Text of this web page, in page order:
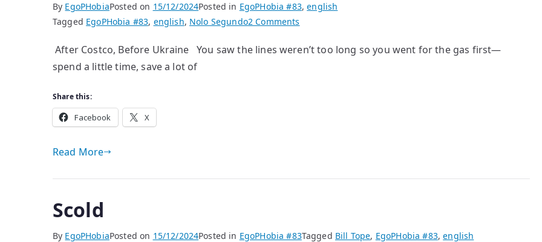
By EgoPHobiaPosted on 15/12/2024Posted in EgoPHobia #83,english
Tagged EgoPHobia #83, english, Nolo Segundo2 Comments
by
After Costco, Before Ukraine You saw the lines weren’t too long so you went for the gas first—
spend a little time, save a lot of
Share this:
Facebook X
Read More
Scold
By EgoPHobiaPosted on 15/12/2024Posted in EgoPHobia #83Tagged Bill Tope, EgoPHobia #83,english